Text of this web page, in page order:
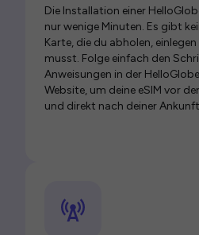
Die Installation einer
nur wenige Minuten. Es gibt
Karte, die du abholen,
musst. Folge einfach den
Anweisungen in der
Website, um deine eSIM vor
und direkt nach deiner